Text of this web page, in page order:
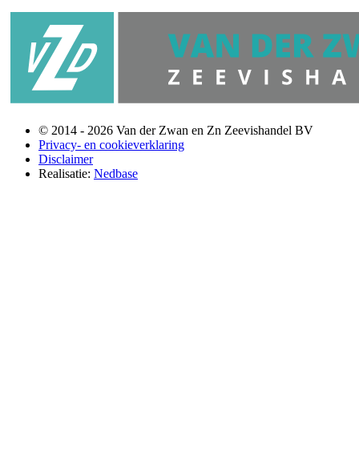
© 2014 - 2026 Van der Zwan en Zn Zeevishandel BV
Privacy- en cookieverklaring
Disclaimer
Realisatie: Nedbase